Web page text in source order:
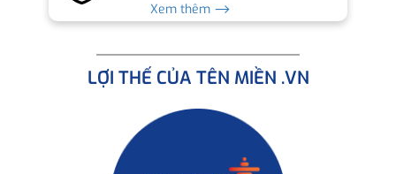
Xem thêm ⟶
LỢI THẾ CỦA TÊN MIỀN .VN